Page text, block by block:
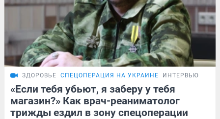
ЗДОРОВЬЕ СПЕЦОПЕРАЦИЯ НА УКРАИНЕ ИНТЕРВЬЮ
«Если тебя убьют, я заберу у тебя
магазин?» Как врач-реаниматолог
трижды ездил в зону спецоперации